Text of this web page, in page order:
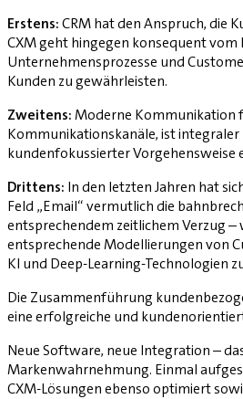
Erstens:CRM hat den Anspruch, die
CXM geht hingegen konsequent vom
Unternehmensprozesse und
Kunden zu gewährleisten.
Zweitens:Moderne Kommunikation
Kommunikationskanäle, ist
kundenfokussierter Vorgehensweise
Drittens: In den letzten Jahren hat
Feld „Email“ vermutlich die
entsprechendem zeitlichem Verzug
entsprechende Modellierungen von
KI und Deep-Learning-Technologien
Die Zusammenführung
eine erfolgreiche und
Neue Software, neue Integration –
Markenwahrnehmung. Einmal
CXM-Lösungen ebenso optimiert